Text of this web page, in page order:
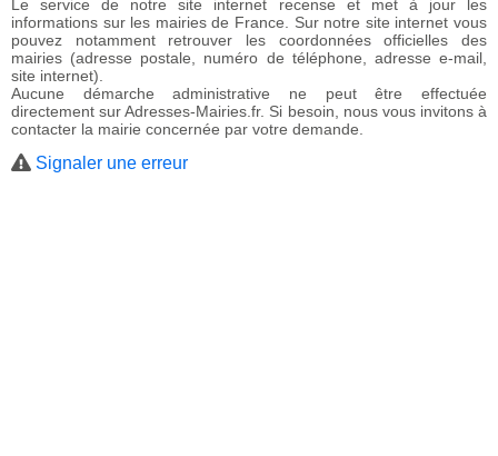
Le service de notre site internet recense et met à jour les
informations sur les mairies de France. Sur notre site internet vous
pouvez notamment retrouver les coordonnées officielles des
mairies (adresse postale, numéro de téléphone, adresse e-mail,
site internet).
Aucune démarche administrative ne peut être effectuée
directement sur Adresses-Mairies.fr. Si besoin, nous vous invitons à
contacter la mairie concernée par votre demande.
Signaler une erreur